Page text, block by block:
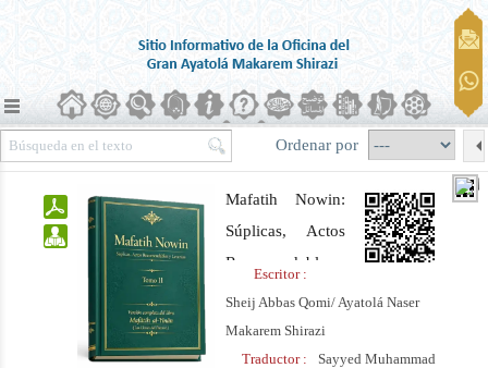
Ordenar por
Mafatih Nowin:
Súplicas, Actos
Recomendables
y Letanías.
Versión completa
del libro
Escritor :
Sheij Abbas Qomi/ Ayatolá Naser
Makarem Shirazi
Traductor :
Sayyed Muhammad